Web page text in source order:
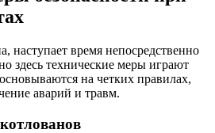
наступает время непосредственно
здесь технические меры играют
на четких правилах,
аварий и травм.